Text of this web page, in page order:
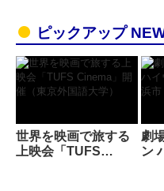
ピックアップ
世界を映画で旅する
上映会「TUFS…
劇
ン